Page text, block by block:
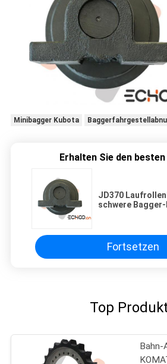
Minibagger Kubota
Erhalten Sie den
JD370
schwere
Fortsetzen
Top